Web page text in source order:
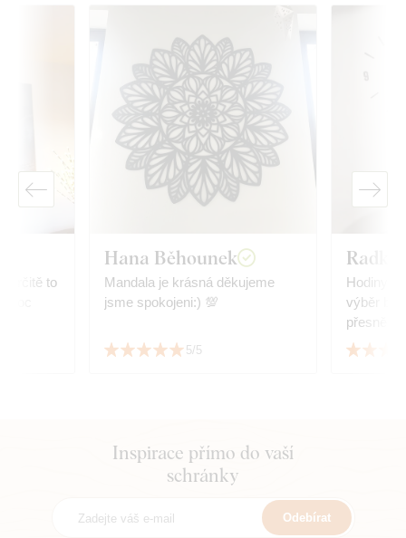
to
Hana Běhounek
Mandala je krásná děkujeme
jsme spokojeni:) 💯
5/5
Radka
Hodiny
výběr
přesně
nábytku.
dvou 😊
Inspirace přímo do vaší
schránky
Odebírat